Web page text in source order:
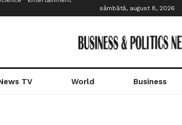
sâmbătă, august 8, 2026
TV World Business